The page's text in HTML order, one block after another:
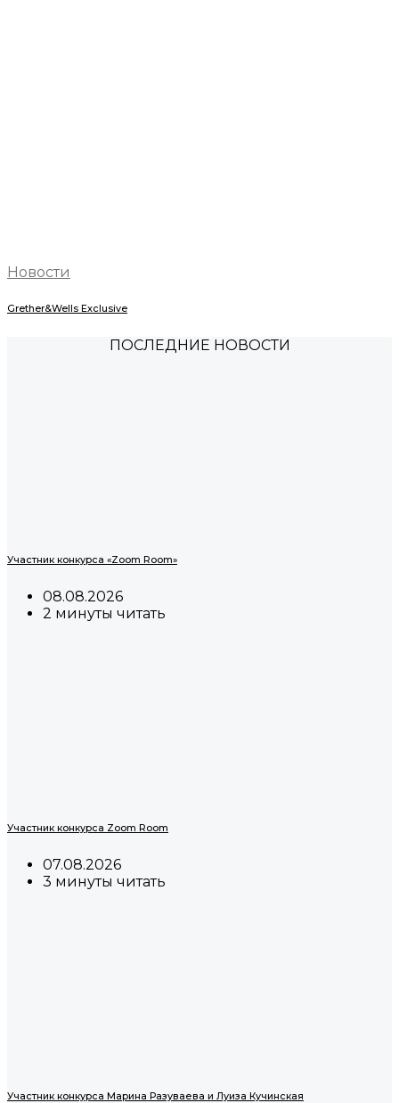
Новости
Grether&Wells Exclusive
ПОСЛЕДНИЕ НОВОСТИ
Участник конкурса «Zoom Room»
08.08.2026
2 минуты читать
Участник конкурса Zoom Room
07.08.2026
3 минуты читать
Участник конкурса Марина Разуваева и Луиза Кучинская